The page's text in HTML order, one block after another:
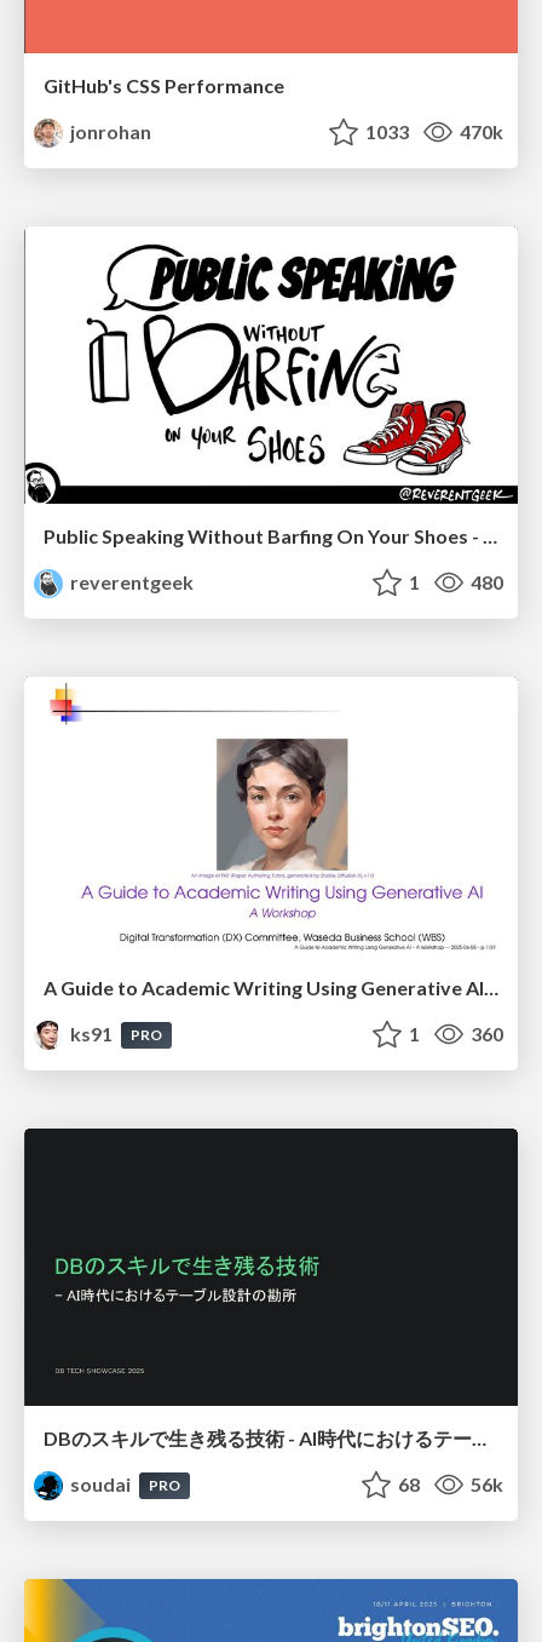
GitHub's CSS Performance
jonrohan
1033 470k
Public Speaking Without Barfing On Your Shoes - THAT 2023
reverentgeek
1 480
A Guide to Academic Writing Using Generative AI - A Workshop
ks91
PRO 1 360
DBのスキルで生き残る技術 - AI時代におけるテーブル設計の勘所
soudai
PRO 68 56k